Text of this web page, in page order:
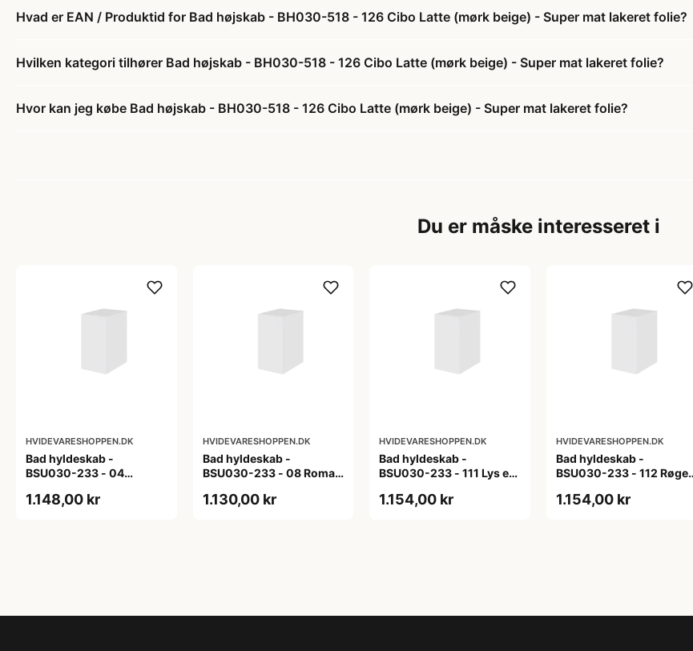
Hvad er EAN / Produktid for Bad højskab - BH030-518 - 126 Cibo Latte (mørk beige) - Super mat lakeret folie?
Hvilken kategori tilhører Bad højskab - BH030-518 - 126 Cibo Latte (mørk beige) - Super mat lakeret folie?
Hvor kan jeg købe Bad højskab - BH030-518 - 126 Cibo Latte (mørk beige) - Super mat lakeret folie?
Du er måske interesseret i
HVIDEVARESHOPPEN.DK
Bad hyldeskab -
BSU030-233 - 04
1.148,00 kr
HVIDEVARESHOPPEN.DK
Bad hyldeskab -
BSU030-233 - 08 Roma -
1.130,00 kr
HVIDEVARESHOPPEN.DK
Bad hyldeskab -
BSU030-233 - 111 Lys eg
1.154,00 kr
HVIDEVARESHOPPEN.DK
Bad hyldeskab -
BSU030-233 - 112 Røget
1.154,00 kr